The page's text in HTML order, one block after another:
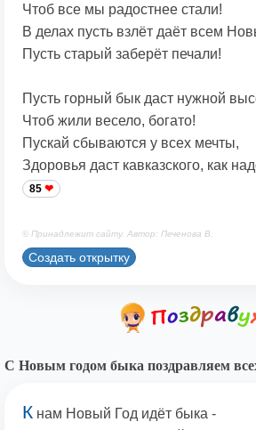
Чтоб все мы радостнее стали!
В делах пусть взлёт даёт всем
Пусть старый заберёт печали!
Пусть горный бык даст нужной
Чтоб жили весело, богато!
Пускай сбываются у всех мечты,
Здоровья даст кавказского, как
85
© Принадлежит сайту. Автор: Печенова В.
Создать открытку
С Новым годом быка поздравляем
К нам Новый Год идёт быка -